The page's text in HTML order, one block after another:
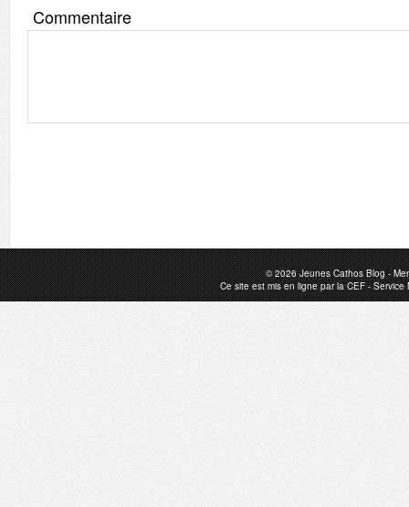
Commentaire
© 2026Jeunes Cathos Blog-
Ce site est mis en ligne par laCEF-Service